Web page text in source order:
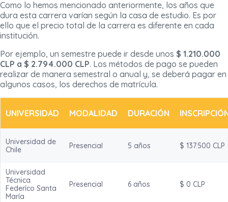
Como lo hemos mencionado anteriormente, los años que
dura esta carrera varían según la casa de estudio. Es por
ello que el precio total de la carrera es diferente en cada
institución.
Por ejemplo, un semestre puede ir desde unos $ 1.210.000
CLP a $ 2.794.000 CLP. Los métodos de pago se pueden
realizar de manera semestral o anual y, se deberá pagar en
algunos casos, los derechos de matrícula.
UNIVERSIDAD MODALIDAD DURACIÓN
Universidad de
Chile
Presencial 5 años $ 137.500 CLP
Universidad
Técnica
Federíco Santa
María
Presencial 6 años $ 0 CLP